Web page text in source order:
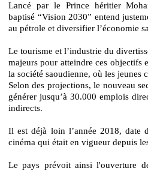
Lancé par le Prince héritier
baptisé “Vision 2030” entend
au pétrole et diversifier l’économie
Le tourisme et l’industrie du
majeurs pour atteindre ces objectifs
la société saoudienne, où les jeunes
Selon des projections, le nouveau
générer jusqu’à 30.000 emplois
indirects.
Il est déjà loin l’année 2018, date
cinéma qui était en vigueur depuis
Le pays prévoit ainsi l'ouverture